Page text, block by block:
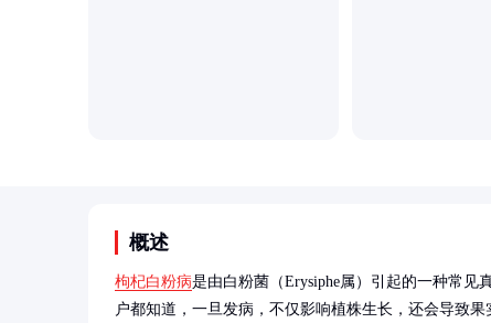
概述
枸杞白粉病是由白粉菌（Erysiphe属）引起的一种常
户都知道，一旦发病，不仅影响植株生长，还会导致果